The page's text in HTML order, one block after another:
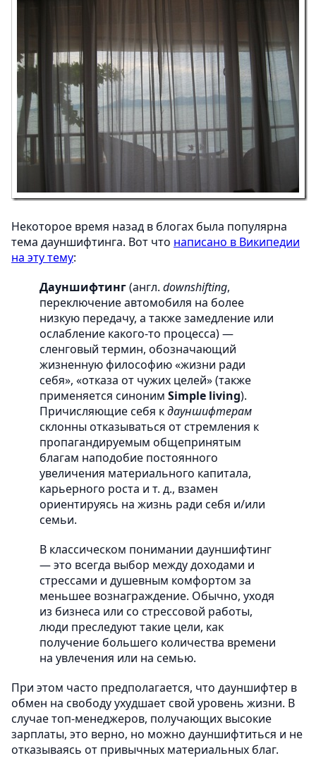
Некоторое время назад в блогах была популярна
тема дауншифтинга. Вот что написано в Википедии
на эту тему:
Дауншифтинг(англ. downshifting,
переключение автомобиля на более
низкую передачу, а также замедление или
ослабление какого-то процесса) —
сленговый термин, обозначающий
жизненную философию «жизни ради
себя», «отказа от чужих целей» (также
применяется синоним Simple living).
Причисляющие себя кдауншифтерам
склонны отказываться от стремления к
пропагандируемым общепринятым
благам наподобие постоянного
увеличения материального капитала,
карьерного роста и т. д., взамен
ориентируясь на жизнь ради себя и/или
семьи.
В классическом понимании дауншифтинг
— это всегда выбор между доходами и
стрессами и душевным комфортом за
меньшее вознаграждение. Обычно, уходя
из бизнеса или со стрессовой работы,
люди преследуют такие цели, как
получение большего количества времени
на увлечения или на семью.
При этом часто предполагается, что дауншифтер в
обмен на свободу ухудшает свой уровень жизни. В
случае топ-менеджеров, получающих высокие
зарплаты, это верно, но можно дауншифтиться и не
отказываясь от привычных материальных благ.